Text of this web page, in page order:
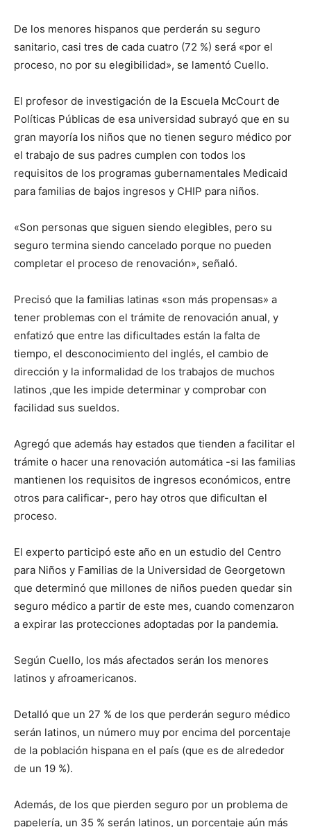
De los menores hispanos que perderán su seguro
sanitario, casi tres de cada cuatro (72 %) será «por el
proceso, no por su elegibilidad», se lamentó Cuello.
El profesor de investigación de la Escuela McCourt de
Políticas Públicas de esa universidad subrayó que en su
gran mayoría los niños que no tienen seguro médico por
el trabajo de sus padres cumplen con todos los
requisitos de los programas gubernamentales Medicaid
para familias de bajos ingresos y CHIP para niños.
«Son personas que siguen siendo elegibles, pero su
seguro termina siendo cancelado porque no pueden
completar el proceso de renovación», señaló.
Precisó que la familias latinas «son más propensas» a
tener problemas con el trámite de renovación anual, y
enfatizó que entre las dificultades están la falta de
tiempo, el desconocimiento del inglés, el cambio de
dirección y la informalidad de los trabajos de muchos
latinos ,que les impide determinar y comprobar con
facilidad sus sueldos.
Agregó que además hay estados que tienden a facilitar el
trámite o hacer una renovación automática -si las familias
mantienen los requisitos de ingresos económicos, entre
otros para calificar-, pero hay otros que dificultan el
proceso.
El experto participó este año en un estudio del Centro
para Niños y Familias de la Universidad de Georgetown
que determinó que millones de niños pueden quedar sin
seguro médico a partir de este mes, cuando comenzaron
a expirar las protecciones adoptadas por la pandemia.
Según Cuello, los más afectados serán los menores
latinos y afroamericanos.
Detalló que un 27 % de los que perderán seguro médico
serán latinos, un número muy por encima del porcentaje
de la población hispana en el país (que es de alrededor
de un 19 %).
Además, de los que pierden seguro por un problema de
papelería, un 35 % serán latinos, un porcentaje aún más